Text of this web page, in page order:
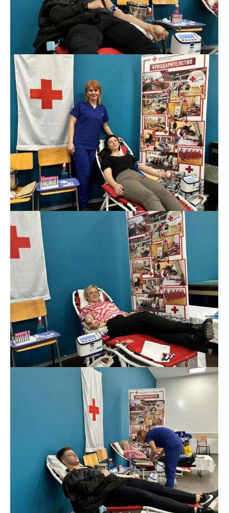
ДЕЈСТВУВАЊЕ
ПРИРАЧНИЦИ
СТРАТЕГИИ
ЕДУКАТИВНО ИНФОРМАТИВНИ МАТЕРИЈАЛИ
БРОШУРИ
ПРЕЗЕНТАЦИИ